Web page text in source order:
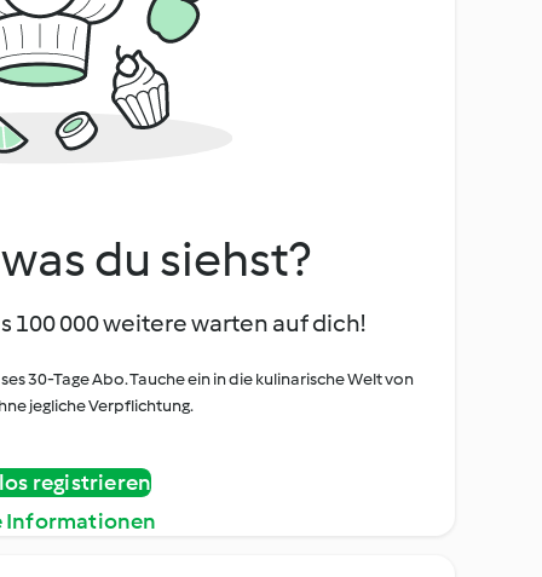
du siehst?
100 000 weitere warten auf dich!
30-Tage Abo. Tauche ein in die kulinarische Welt von
jegliche Verpflichtung.
registrieren
Informationen